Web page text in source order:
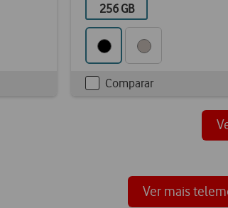
256 GB
Checkbox
Comparar
Ver mais